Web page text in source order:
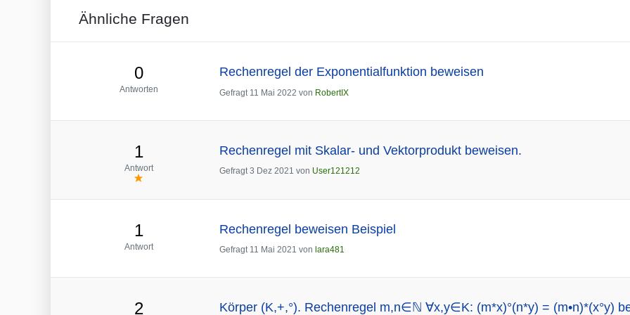
Ähnliche Fragen
0
Antworten
Rechenregel der Exponentialfunktion beweisen
Gefragt 11 Mai 2022 von RobertIX
1
Antwort
Rechenregel mit Skalar- und Vektorprodukt beweisen.
Gefragt 3 Dez 2021 von User121212
1
Antwort
Rechenregel beweisen Beispiel
Gefragt 11 Mai 2021 von lara481
2 Körper (K,+,°). Rechenregel m,n∈ℕ ∀x,y∈K: (m*x)°(n*y) = (m•n)*(x°y)